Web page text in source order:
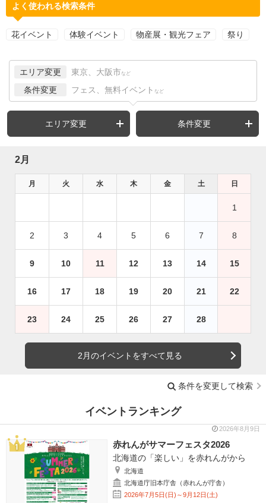
よく使われる検索条件
花イベント 体験イベント 物産展・観光フェア 祭り
エリア変更 東京、大阪市 など
条件変更 フェス、無料イベント など
エリア変更 条件変更
2月
月 火 水 木 金 土 日
1
2 3 4 5 6 7 8
9 10 11 12 13 14 15
16 17 18 19 20 21 22
23 24 25 26 27 28
2月のイベントをすべて見る
条件を変更して検索
イベントランキング
2026年8月9日
赤れんがサマーフェスタ2026
北海道の「楽しい」を赤れんがから
北海道
北海道庁旧本庁舎（赤れんが庁舎）
2026年7月5日(日)～9月12日(土)